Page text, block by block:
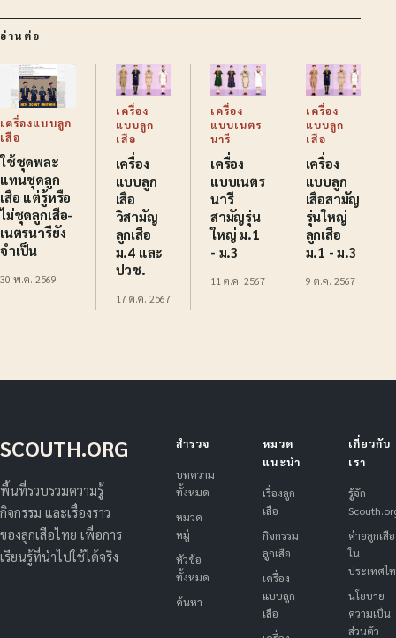
อ่านต่อ
เครื่องแบบลูก
เสือ
ใช้ชุดพละ
แทนชุดลูก
เสือ แต่รู้หรือ
ไม่ชุดลูกเสือ-
เนตรนารียัง
จำเป็น
30 พ.ค. 2569
เครื่อง
แบบลูก
เสือ
เครื่อง
แบบลูก
เสือ
วิสามัญ
ลูกเสือ
ม.4 และ
ปวช.
17 ต.ค. 2567
เครื่อง
แบบเนตร
นารี
เครื่อง
แบบเนตร
นารี
สามัญรุ่น
ใหญ่ ม.1
- ม.3
11 ต.ค. 2567
เครื่อง
แบบลูก
เสือ
เครื่อง
แบบลูก
เสือสามัญ
รุ่นใหญ่
ลูกเสือ
ม.1 - ม.3
9 ต.ค. 2567
SCOUTH.ORG
พื้นที่รวบรวมความรู้
กิจกรรม และเรื่องราว
ของลูกเสือไทย เพื่อการ
เรียนรู้ที่นำไปใช้ได้จริง
สำรวจ
บทความ
ทั้งหมด
หมวด
หมู่
หัวข้อ
ทั้งหมด
ค้นหา
หมวด
แนะนำ
เรื่องลูก
เสือ
กิจกรรม
ลูกเสือ
เครื่อง
แบบลูก
เสือ
เกี่ยวกับ
เรา
รู้จัก
ค่ายลูกเสือ
ใน
ประเทศไ
นโยบาย
ความเป็น
ส่วนตัว